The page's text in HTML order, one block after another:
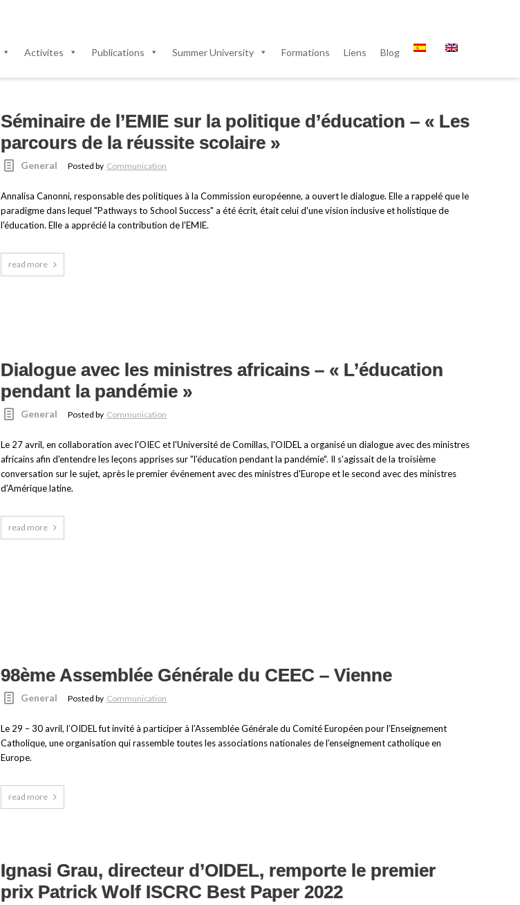
Activites Publications Summer University Formations Liens Blog
Séminaire de l’EMIE sur la politique d’éducation – « Les
parcours de la réussite scolaire »
General Posted by Communication
Annalisa Canonni, responsable des politiques à la Commission européenne, a ouvert le dialogue. Elle a rappelé que le
paradigme dans lequel "Pathways to School Success" a été écrit, était celui d'une vision inclusive et holistique de
l'éducation. Elle a apprécié la contribution de l'EMIE.
read more
Dialogue avec les ministres africains – « L’éducation
pendant la pandémie »
General Posted by Communication
Le 27 avril, en collaboration avec l'OIEC et l'Université de Comillas, l'OIDEL a organisé un dialogue avec des ministres
africains afin d'entendre les leçons apprises sur "l'éducation pendant la pandémie". Il s'agissait de la troisième
conversation sur le sujet, après le premier événement avec des ministres d'Europe et le second avec des ministres
d'Amérique latine.
read more
98ème Assemblée Générale du CEEC – Vienne
General Posted by Communication
Le 29 – 30 avril, l’OIDEL fut invité à participer à l’Assemblée Générale du Comité Européen pour l’Enseignement
Catholique, une organisation qui rassemble toutes les associations nationales de l’enseignement catholique en
Europe.
read more
Ignasi Grau, directeur d’OIDEL, remporte le premier
prix Patrick Wolf ISCRC Best Paper 2022